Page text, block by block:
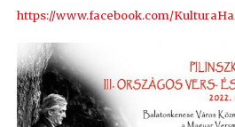
https://www.facebook.com/